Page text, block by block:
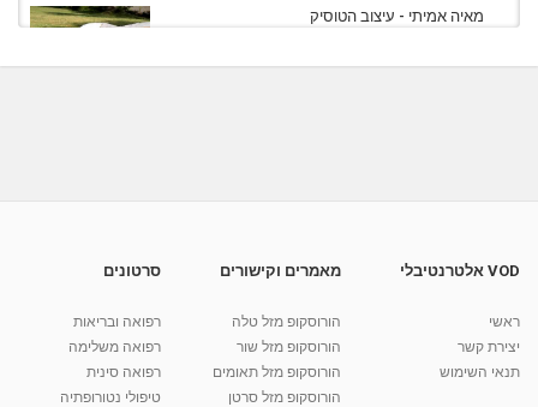
מאיה אמיתי - עיצוב הטוסיק
מאת
קרין גורן - העוגה המתגלצ’ת ללא קמח
VOD אלטרנטיבלי
ראשי
יצירת קשר
תנאי השימוש
מאמרים וקישורים
הורוסקופ מזל טלה
הורוסקופ מזל שור
הורוסקופ מזל תאומים
הורוסקופ מזל סרטן
סרטונים
רפואה ובריאות
רפואה משלימה
רפואה סינית
טיפולי נטורופתיה